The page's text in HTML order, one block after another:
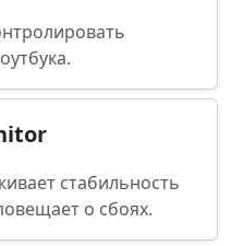
стабильность
о сбоях.